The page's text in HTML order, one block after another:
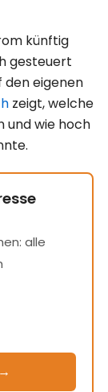
künftig
gesteuert
den eigenen
zeigt, welche
und wie hoch
alle